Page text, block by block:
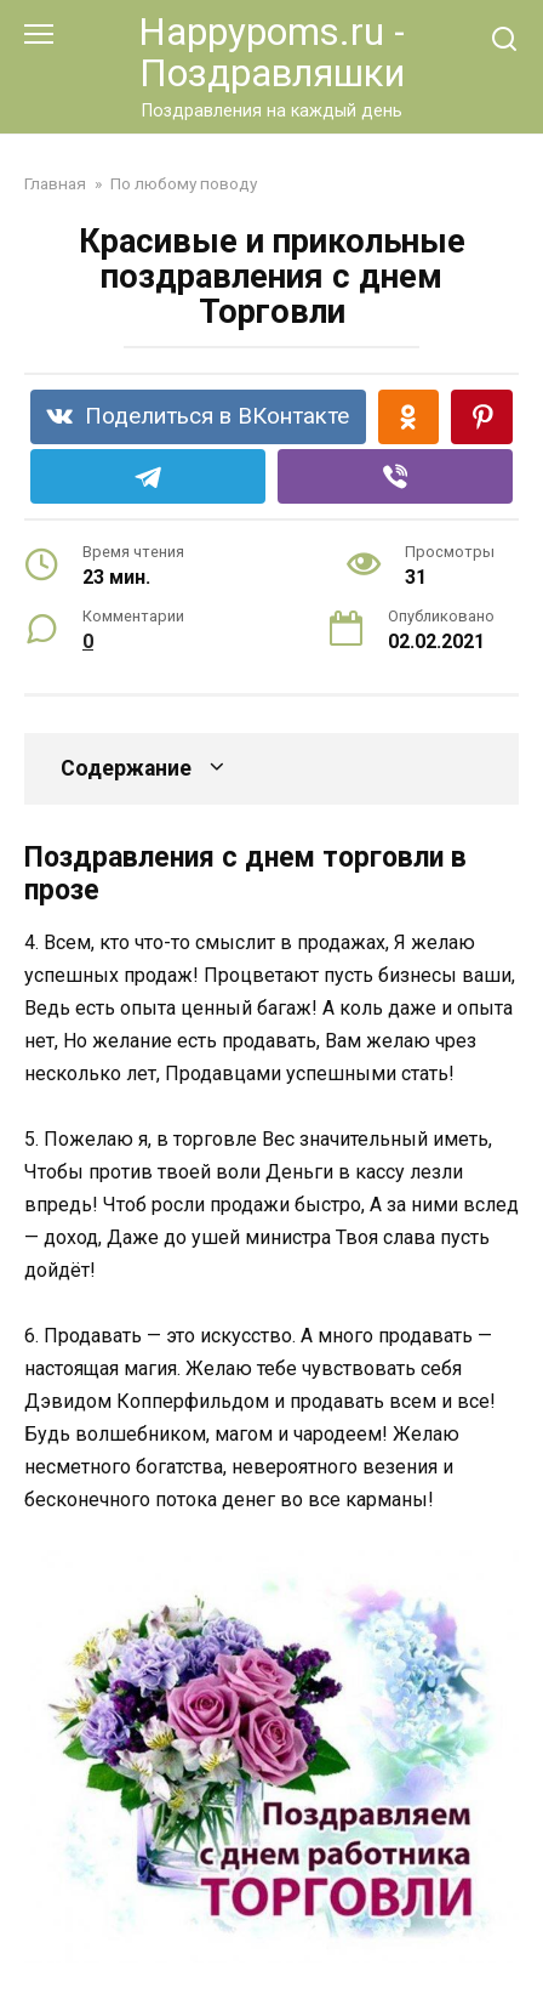
Happypoms.ru -
Поздравляшки
Поздравления на каждый день
Главная » По любому поводу
Красивые и прикольные
поздравления с днем
Торговли
Поделиться в ВКонтакте
Время чтения
23 мин.
Просмотры
31
Комментарии
0
Опубликовано
02.02.2021
Содержание
Поздравления с днем торговли в
прозе
4. Всем, кто что-то смыслит в продажах, Я желаю
успешных продаж! Процветают пусть бизнесы ваши,
Ведь есть опыта ценный багаж! А коль даже и опыта
нет, Но желание есть продавать, Вам желаю чрез
несколько лет, Продавцами успешными стать!
5. Пожелаю я, в торговле Вес значительный иметь,
Чтобы против твоей воли Деньги в кассу лезли
впредь! Чтоб росли продажи быстро, А за ними вслед
— доход, Даже до ушей министра Твоя слава пусть
дойдёт!
6. Продавать — это искусство. А много продавать —
настоящая магия. Желаю тебе чувствовать себя
Дэвидом Копперфильдом и продавать всем и все!
Будь волшебником, магом и чародеем! Желаю
несметного богатства, невероятного везения и
бесконечного потока денег во все карманы!